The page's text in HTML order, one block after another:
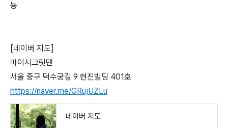
능
[네이버 지도]
마이시크릿덴
서울 중구 덕수궁길 9 현진빌딩 401호
https://naver.me/GRujUZLu
네이버 지도